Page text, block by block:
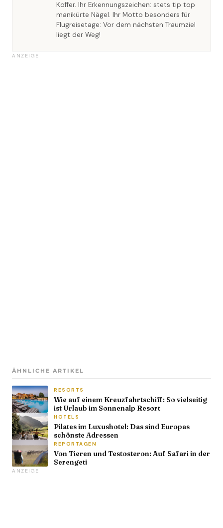
Koffer. Ihr Erkennungszeichen: stets tip top
manikürte Nägel. Ihr Motto besonders für
Flugreisetage: Vor dem nächsten Traumziel
liegt der Weg!
ANZEIGE
ÄHNLICHE ARTIKEL
RESORTS
Wie auf einem Kreuzfahrtschiff: So vielseitig
ist Urlaub im Sonnenalp Resort
HOTELS
Pilates im Luxushotel: Das sind Europas
schönste Adressen
REPORTAGEN
Von Tieren und Testosteron: Auf Safari in der
Serengeti
ANZEIGE